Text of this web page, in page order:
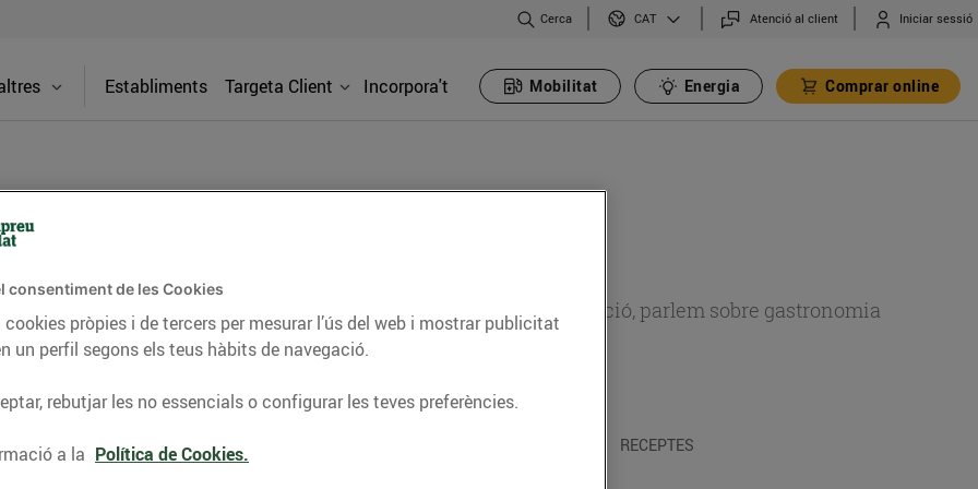
Cerca CAT Atenció al client Iniciar sessió
Establiments Targeta Client Incorpora't Mobilitat Energia Comprar online
consells nutricionals, informació d’actualitat sobre alimentació, parlem sobre gastronomia
del nostre territori i molts altres temes.
CONSELLS I HÀBITS SALUDABLES RECEPTES
consentiment de les Cookies
pròpies i de tercers per mesurar l’ús del web i mostrar publicitat
un perfil segons els teus hàbits de navegació.
rebutjar les no essencials o configurar les teves preferències.
a la Política de Cookies.